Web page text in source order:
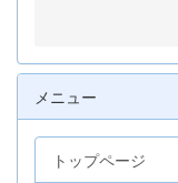
メニュー
トップページ